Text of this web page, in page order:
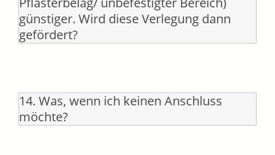
günstiger. Wird diese Verlegung dann
gefördert?
14. Was, wenn ich keinen Anschluss
möchte?